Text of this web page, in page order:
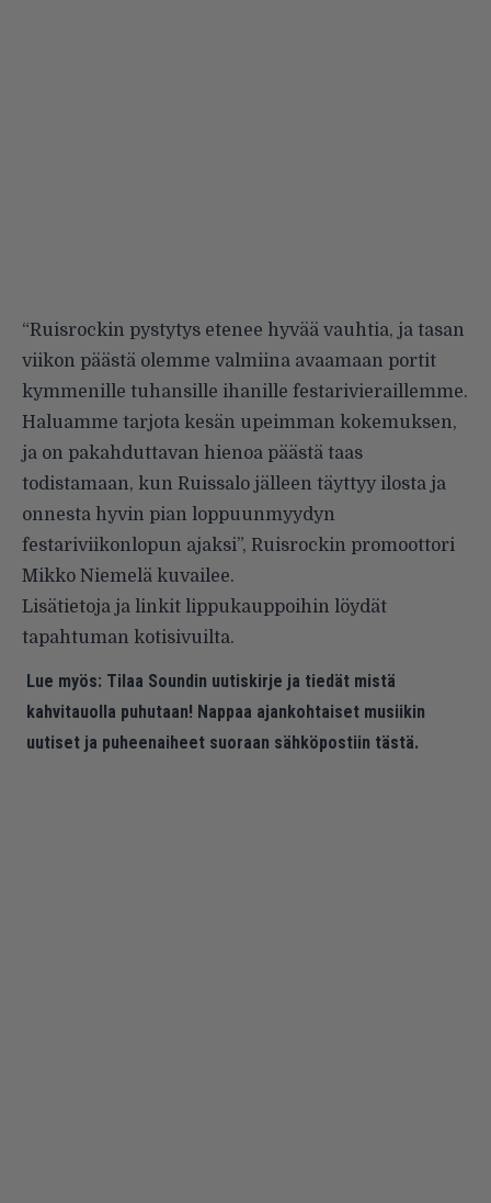
“Ruisrockin pystytys etenee hyvää vauhtia, ja tasan
viikon päästä olemme valmiina avaamaan portit
kymmenille tuhansille ihanille festarivieraillemme.
Haluamme tarjota kesän upeimman kokemuksen,
ja on pakahduttavan hienoa päästä taas
todistamaan, kun Ruissalo jälleen täyttyy ilosta ja
onnesta hyvin pian loppuunmyydyn
festariviikonlopun ajaksi”, Ruisrockin promoottori
Mikko Niemelä kuvailee.
Lisätietoja ja linkit lippukauppoihin löydät
tapahtuman kotisivuilta.
Lue myös: Tilaa Soundin uutiskirje ja tiedät mistä
kahvitauolla puhutaan! Nappaa ajankohtaiset musiikin
uutiset ja puheenaiheet suoraan sähköpostiin tästä.